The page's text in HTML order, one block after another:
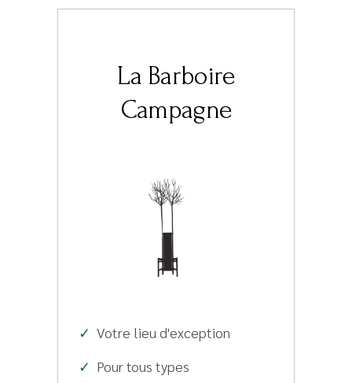
La Barboire
Campagne
✓ Votre lieu d'exception
✓ Pour tous types